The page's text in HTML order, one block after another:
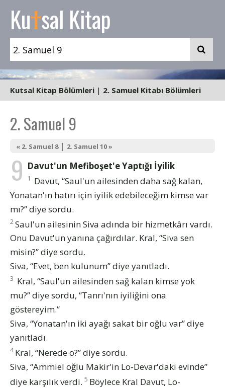
Kutsal Kitap
Kutsal Kitap Bölümleri | 2. Samuel Kitabı Bölümleri
2. Samuel 9
« 2. Samuel 8| 2. Samuel 10 »
9 Davut'un Mefiboşet'e Yaptığı İyilik
1 Davut, “Saul'un ailesinden daha sağ kalan,
Yonatan'ın hatırı için iyilik edebileceğim kimse var
mı?” diye sordu.
2Saul'un ailesinin Siva adında bir hizmetkârı vardı.
Onu Davut'un yanına çağırdılar. Kral, “Siva sen
misin?” diye sordu.
Siva, “Evet, ben kulunum” diye yanıtladı.
3 Kral, “Saul'un ailesinden sağ kalan kimse yok
mu?” diye sordu, “Tanrı'nın iyiliğini ona
göstereyim.”
Siva, “Yonatan'ın iki ayağı sakat bir oğlu var” diye
yanıtladı.
4 Kral, “Nerede o?” diye sordu.
Siva, “Ammiel oğlu Makir'in Lo-Devar'daki evinde”
diye karşılık verdi. 5 Böylece Kral Davut, Lo-